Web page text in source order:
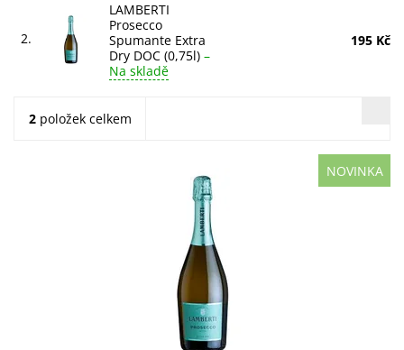
2.
LAMBERTI
Prosecco
Spumante Extra
Dry DOC (0,75l) –
Na skladě
195 Kč
2 položek celkem
NOVINKA
LAMBERTI Prosecco Spumante Extra Dry DOC: Ručně
sbírané hrozny Glera z Trevisa. Světle slámová barva,
aroma kandovaného ovoce. Skvělé jako...